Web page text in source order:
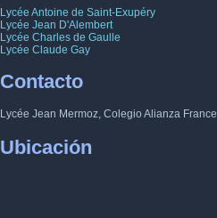
Lycée Antoine de Saint-Exupéry
Lycée Jean D'Alembert
Lycée Charles de Gaulle
Lycée Claude Gay
Contacto
Lycée Jean Mermoz, Colegio Alianza
Ubicación